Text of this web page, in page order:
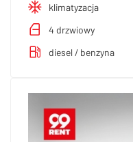
klimatyzacja
4 drzwiowy
diesel / benzyna